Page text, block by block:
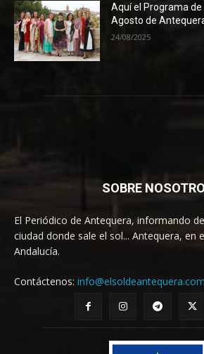
Aquí el Programa de
Agosto de
24/08/2025
SOBRE
El Periódico de Antequera, informando
ciudad donde sale el sol... Antequera, en
Andalucía.
Contáctenos: info@elsoldeantequera.com